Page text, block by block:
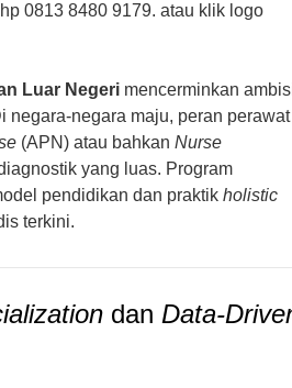
0813 8480 9179. atau klik logo
Luar Negeri mencerminkan
negara-negara maju, peran perawat
(APN) atau bahkan Nurse
yang luas. Program
pendidikan dan praktik holistic
terkini.
dan Data-
Study
Pendaftaran &